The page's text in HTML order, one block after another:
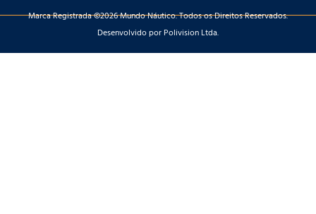
Marca Registrada ©2026 Mundo Náutico. Todos os Direitos Reservados.
Desenvolvido por Polivision Ltda.